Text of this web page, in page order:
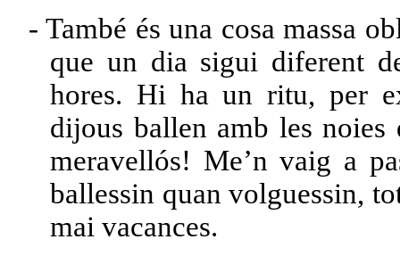
- També és una cosa massa
que un dia sigui diferent
hores. Hi ha un ritu, per
dijous ballen amb les
meravellós! Me’n vaig a
ballessin quan volguessin,
mai vacances.